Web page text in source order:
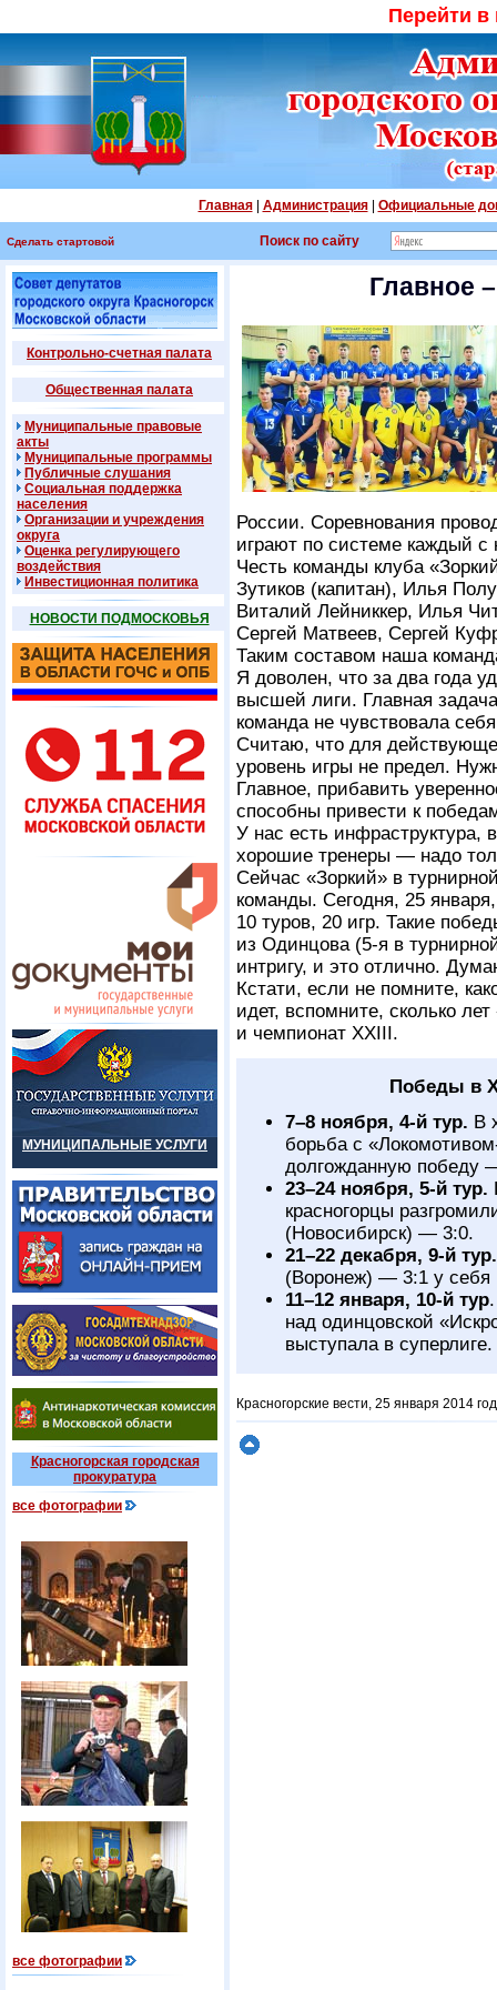
Перейти
Главная| Администрация| Официальные
Сделать стартовой Поиск по сайту
Контрольно-счетная палата
Общественная палата
Муниципальные правовые
акты
Муниципальные программы
Публичные слушания
Социальная поддержка
населения
Организации и учреждения
округа
Оценка регулирующего
воздействия
Инвестиционная политика
НОВОСТИ ПОДМОСКОВЬЯ
МУНИЦИПАЛЬНЫЕ УСЛУГИ
Красногорская городская
прокуратура
все фотографии
все фотографии
Главное
России. Соревнования
играют по системе каждый
Честь команды клуба
Зутиков (капитан), Илья
Виталий Лейниккер, Илья
Сергей Матвеев, Сергей
Таким составом наша
Я доволен, что за два года
высшей лиги. Главная
команда не чувствовала
Считаю, что для
уровень игры не предел.
Главное, прибавить
способны привести к
У нас есть
хорошие тренеры — надо
Сейчас «Зоркий» в
команды. Сегодня, 25
10 туров, 20 игр. Такие
из Одинцова (5-я в
интригу, и это отлично.
Кстати, если не помните,
идет, вспомните, сколько
и чемпионат XXIII.
Победы в
7–8 ноября, 4-й тур. В
борьба с
долгожданную победу
23–24 ноября, 5-й тур.
красногорцы
(Новосибирск) — 3:0.
21–22 декабря, 9-й
(Воронеж) — 3:1 у себя
11–12 января, 10-й тур
над одинцовской
выступала в суперлиге.
Красногорские вести, 25 января 2014